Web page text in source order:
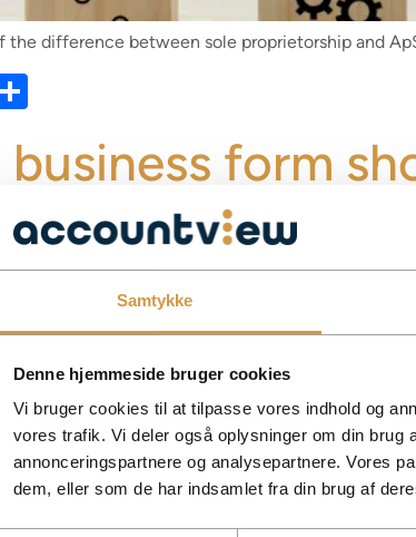
Samtykke
Denne hjemmeside bruger cookies
Vi bruger cookies til at tilpasse vores indhold og
vores trafik. Vi deler også oplysninger om din brug
annonceringspartnere og analysepartnere. Vores
dem, eller som de har indsamlet fra din brug af
the difference between sole proprietorship and
form